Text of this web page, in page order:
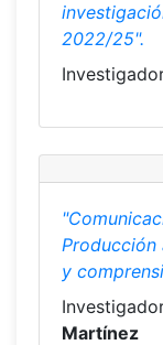
2022/25".
Producción
y
Martínez